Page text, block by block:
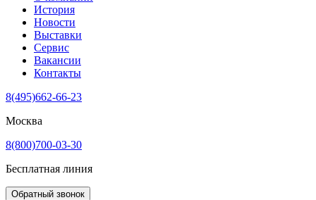
История
Новости
Выставки
Сервис
Вакансии
Контакты
8(495)662-66-23
Москва
8(800)700-03-30
Бесплатная линия
Обратный звонок